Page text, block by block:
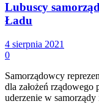
Lubuscy
Ładu
4 sierpnia 2021
0
Samorządowcy
dla założeń
uderzenie w samorządy